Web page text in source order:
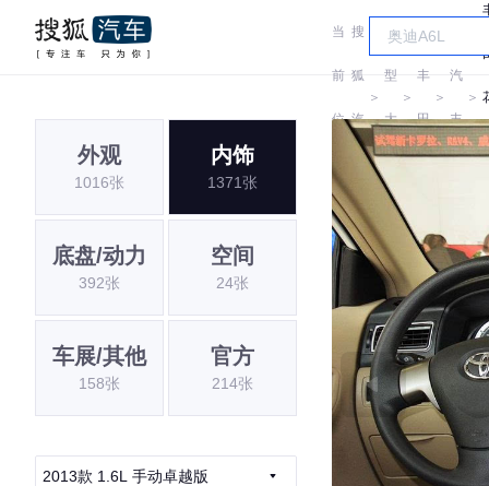
当
前
位
搜
狐
汽
＞
车
型
大
＞
丰
田
＞
汽
丰
＞
外观
1016张
内饰
1371张
底盘/动力
392张
空间
24张
车展/其他
158张
官方
214张
2013款 1.6L 手动卓越版